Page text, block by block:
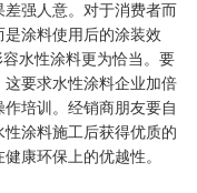
强人意。对于消费者而
涂料使用后的涂装效
水性涂料更为恰当。要
要求水性涂料企业加倍
培训。经销商朋友要自
涂料施工后获得优质的
康环保上的优越性。